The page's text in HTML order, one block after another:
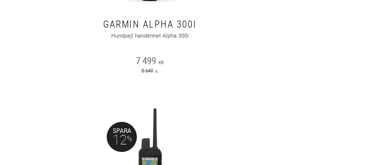
GARMIN ALPHA 300I
Hundpejl handenhet Alpha 300i
7 499 KR
8 649 KR
SPARA
12%